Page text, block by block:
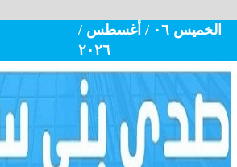
الخميس ٠٦ / أغسطس /
٢٠٢٦